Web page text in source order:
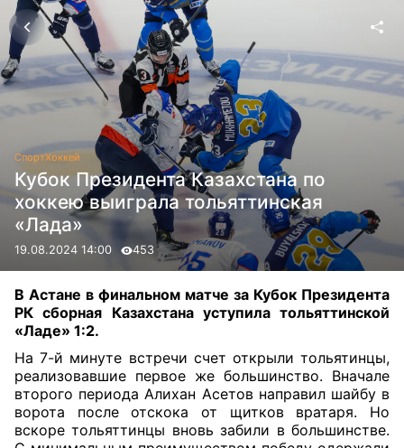
СпортХоккей
Кубок Президента Казахстана по
хоккею выиграла тольяттинская
«Лада»
19.08.2024 14:00 453
В Астане в финальном матче за Кубок Президента
РК сборная Казахстана уступила тольяттинской
«Ладе» 1:2.
На 7-й минуте встречи счет открыли тольятинцы,
реализовавшие первое же большинство. Вначале
второго периода Алихан Асетов направил шайбу в
ворота после отскока от щитков вратаря. Но
вскоре тольяттинцы вновь забили в большинстве.